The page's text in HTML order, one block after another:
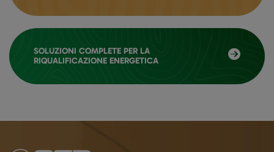
SOLUZIONI COMPLETE PER LA
RIQUALIFICAZIONE ENERGETICA